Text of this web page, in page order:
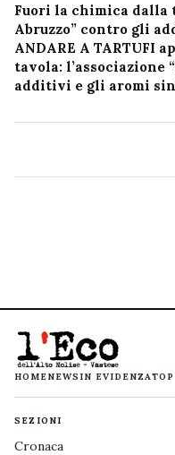
Fuori la chimica dalla
Abruzzo” contro gli
ANDARE A TARTUFI
tavola: l’associazione
additivi e gli aromi
HOMENEWS IN EVIDENZA
SEZIONI
Cronaca